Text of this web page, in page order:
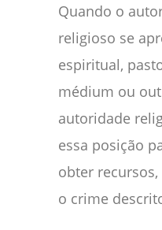
Quando o
religioso se
espiritual,
médium ou
autoridade
essa posição
obter
o crime